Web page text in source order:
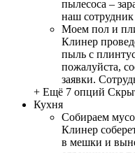
пылесоса –
наш сотрудник
Моем пол и
Клинер
пыль с
пожалуйста,
заявки.
+ Ещё 7 опций
Кухня
Собираем
Клинер
в мешки и